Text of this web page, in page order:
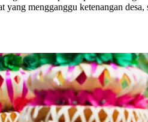
mengganggu ketenangan